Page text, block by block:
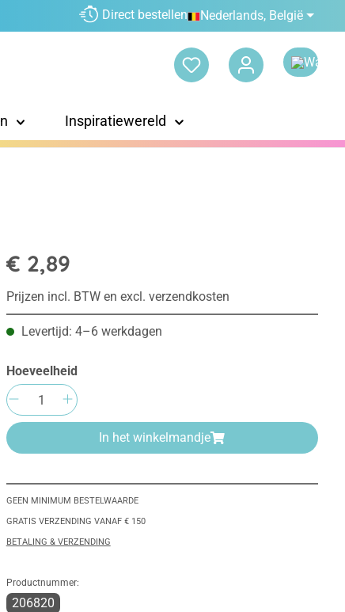
Direct bestellen Nederlands, België
Inspiratiewereld
€ 2,89
Prijzen incl. BTW en excl. verzendkosten
Levertijd: 4–6 werkdagen
Hoeveelheid
Producthoeveelheid: Voer de
In het winkelmandje
GEEN MINIMUM BESTELWAARDE
GRATIS VERZENDING VANAF € 150
BETALING & VERZENDING
Productnummer:
206820